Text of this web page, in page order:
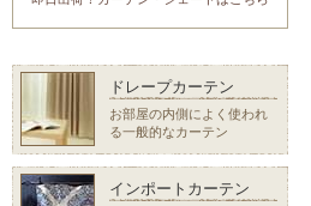
ドレープカーテン
お部屋の内側によく使われ
る一般的なカーテン
インポートカーテン